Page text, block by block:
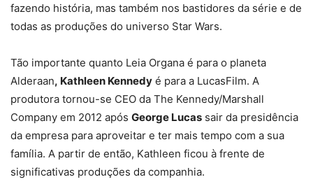
fazendo história, mas também nos bastidores da série e de
todas as produções do universo Star Wars.
Tão importante quanto Leia Organa é para o planeta
Alderaan, Kathleen Kennedy é para a LucasFilm. A
produtora tornou-se CEO da The Kennedy/Marshall
Company em 2012 após George Lucas sair da presidência
da empresa para aproveitar e ter mais tempo com a sua
família. A partir de então, Kathleen ficou à frente de
significativas produções da companhia.